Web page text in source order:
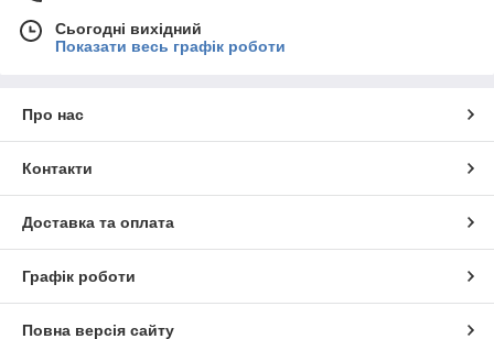
Сьогодні вихідний
Показати весь графік роботи
Про нас
Контакти
Доставка та оплата
Графік роботи
Повна версія сайту